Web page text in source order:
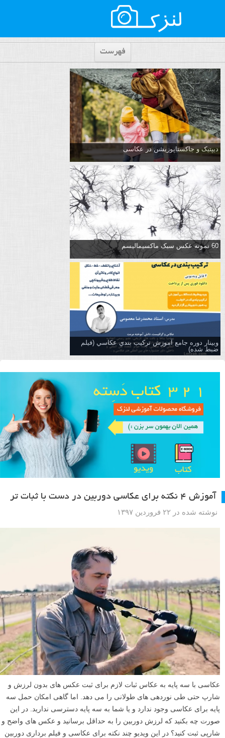
فهرست
دیپتیک و جاکستا‌پوزیشن در عکاسی
60 نمونه عکس سبک ماکسیمالیسم
وبینار دوره جامع آموزش تركيب بندي عكاسي (فیلم
ضبط شده)
آموزش ۴ نکته برای عکاسی دوربین در دست با ثبات تر
نوشته شده در ۲۲ فروردین ۱۳۹۷
عکاسی با سه پایه به عکاس ثبات لازم برای ثبت عکس های بدون لرزش و
شارپ حتی طی نوردهی های طولانی را می دهد. اما گاهی امکان حمل سه
پایه برای عکاسی وجود ندارد و یا شما به سه پایه دسترسی ندارید. در این
صورت چه بکنید که لرزش دوربین را به حداقل برسانید و عکس های واضح و
شارپی ثبت کنید؟ در این ویدیو چند نکته برای عکاسی و فیلم برداری دوربین